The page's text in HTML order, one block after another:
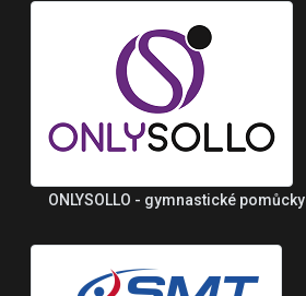
ONLYSOLLO - gymnastické pomůcky